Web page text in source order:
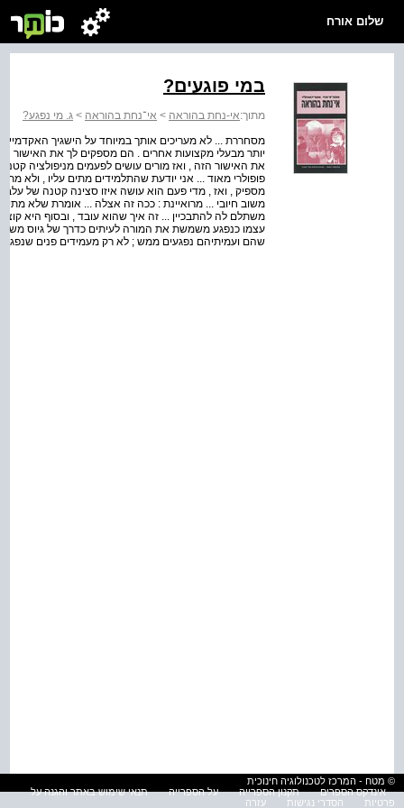
שלום אורח
במי פוגעים?
מתוך:אי-נחת בהוראה > אי־נחת בהוראה > ג. מי נפגע?
מסחררת ... לא מעריכים אותך במיוחד על הישגיך
יותר מבעלי מקצועות אחרים . הם מספקים לך את האישור
את האישור הזה , ואז מורים עושים לפעמים מניפולציה
פופולרי מאוד ... אני יודעת שהתלמידים מתים עליו , ולא
מספיק , ואז , מדי פעם הוא עושה איזו סצינה קטנה של
משתלם לה להתבכיין ... זה איך שהוא עובד , ובסוף היא
עצמו כנפגע משמשת את המורה לעיתים כדרך של גיוס משוב
שהם ועמיתיהם נפגעים ממש ; לא רק מעמידים פנים
© מטח - המרכז לטכנולוגיה חינוכית
אינדקס הספרים
תקנון הספרייה על הספרייה
תנאי שימוש באתר והגנה על
פרטיות
הסדרי נגישות עזרה